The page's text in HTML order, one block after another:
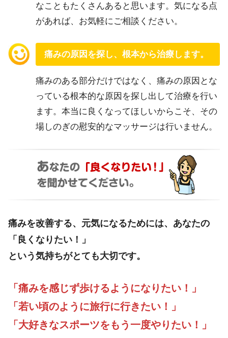
なこともたくさんあると思います。気になる点
があれば、お気軽にご相談ください。
痛みの原因を探し、根本から治療します。
痛みのある部分だけではなく、痛みの原因とな
っている根本的な原因を探し出して治療を行い
ます。本当に良くなってほしいからこそ、その
場しのぎの慰安的なマッサージは行いません。
痛みを改善する、元気になるためには、あなたの
「良くなりたい！」
という気持ちがとても大切です。
「痛みを感じず歩けるようになりたい！」
「若い頃のように旅行に行きたい！」
「大好きなスポーツをもう一度やりたい！」